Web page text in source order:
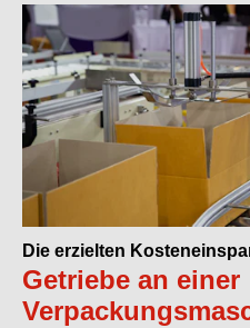
Die erzielten
Getriebe an einer